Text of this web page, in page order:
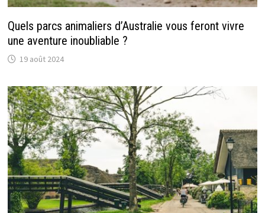
Quels parcs animaliers d’Australie vous feront vivre
une aventure inoubliable ?
19 août 2024